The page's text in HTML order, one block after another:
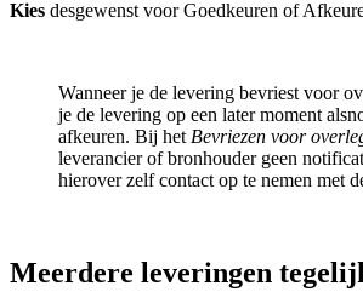
Kies desgewenst voor Goedkeuren of
Wanneer je de levering bevriest voor
je de levering op een later moment
afkeuren. Bij het Bevriezen voor
leverancier of bronhouder geen
hierover zelf contact op te nemen met
Meerdere leveringen